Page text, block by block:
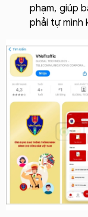
phạm, giúp
phải tự mình